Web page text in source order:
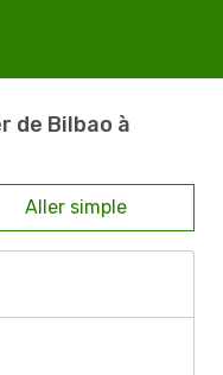
de Bilbao à
Aller simple